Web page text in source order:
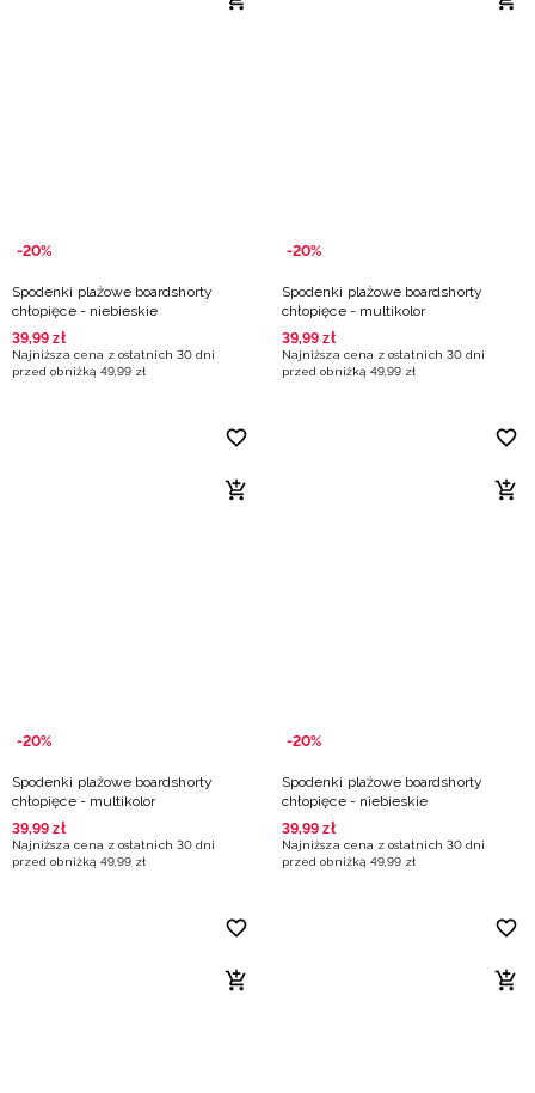
-20%
Spodenki plażowe boardshorty
chłopięce - niebieskie
39,99 zł
Najniższa cena z ostatnich 30 dni
przed obniżką 49,99 zł
-20%
Spodenki plażowe boardshorty
chłopięce - multikolor
39,99 zł
Najniższa cena z ostatnich 30 dni
przed obniżką 49,99 zł
-20%
Spodenki plażowe boardshorty
chłopięce - multikolor
39,99 zł
Najniższa cena z ostatnich 30 dni
przed obniżką 49,99 zł
-20%
Spodenki plażowe boardshorty
chłopięce - niebieskie
39,99 zł
Najniższa cena z ostatnich 30 dni
przed obniżką 49,99 zł